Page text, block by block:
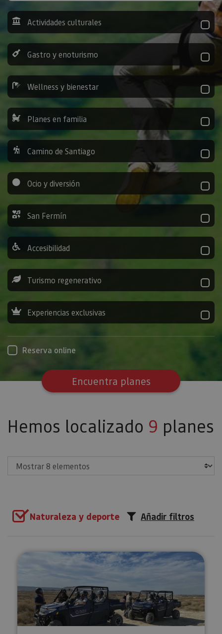
Actividades culturales
Gastro y enoturismo
Wellness y bienestar
Planes en familia
Camino de Santiago
Ocio y diversión
San Fermín
Accesibilidad
Turismo regenerativo
Experiencias exclusivas
Reserva online
Encuentra planes
Hemos localizado 9 planes
Naturaleza y deporte Añadir filtros
Visita en buggy por las